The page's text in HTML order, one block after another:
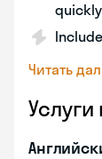
quickly
Читать